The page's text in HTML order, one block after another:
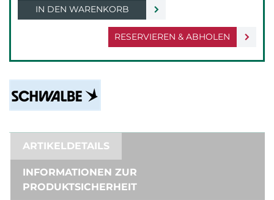
RESERVIEREN & ABHOLEN
IN DEN WARENKORB
ARTIKELDETAILS
INFORMATIONEN ZUR
PRODUKTSICHERHEIT